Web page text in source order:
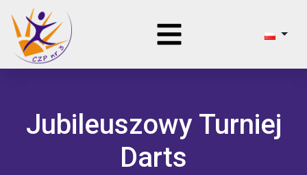
Jubileuszowy Turniej
Darts